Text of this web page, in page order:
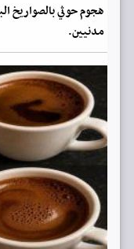
هجوم حوثي بالصواريخ
مدنيين.